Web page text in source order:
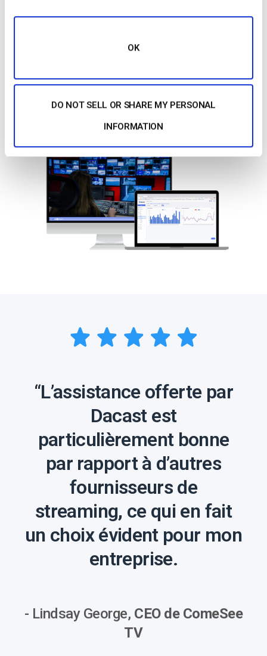
OK
DO NOT SELL OR SHARE MY PERSONAL
INFORMATION
Dacast. Obtenez des informations exploitables pour
Je suis intéressé
“L’assistance offerte par
Dacast est
particulièrement bonne
par rapport à d’autres
fournisseurs de
streaming, ce qui en fait
un choix évident pour mon
entreprise.
- Lindsay George, CEO de ComeSee
TV